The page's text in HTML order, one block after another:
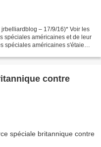
– 17/9/16)* Voir les
spéciales américaines et de leur
spéciales américaines s'étaient
contre